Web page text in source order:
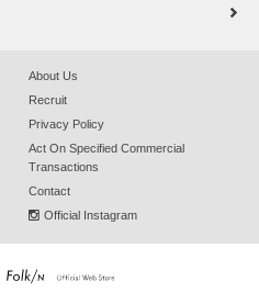
About Us
Recruit
Privacy Policy
Act On Specified Commercial
Transactions
Contact
Official Instagram